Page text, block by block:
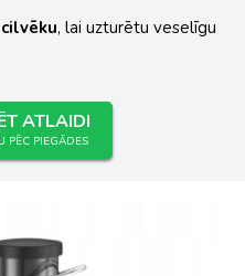
, lai uzturētu veselīgu
ATLAIDI
PĒC PIEGĀDES